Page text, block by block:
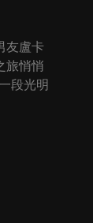
友盧卡
旅悄悄
段光明